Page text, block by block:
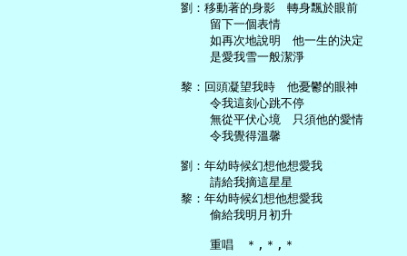
   劉：移動著的身影　轉身飄於眼前
       留下一個表情
       如再次地說明　他一生的決定
       是愛我雪一般潔淨
   黎：回頭凝望我時　他憂鬱的眼神
       令我這刻心跳不停
       無從平伏心境　只須他的愛情
       令我覺得溫馨
   劉：年幼時候幻想他想愛我
       請給我摘這星星
   黎：年幼時候幻想他想愛我
       偷給我明月初升